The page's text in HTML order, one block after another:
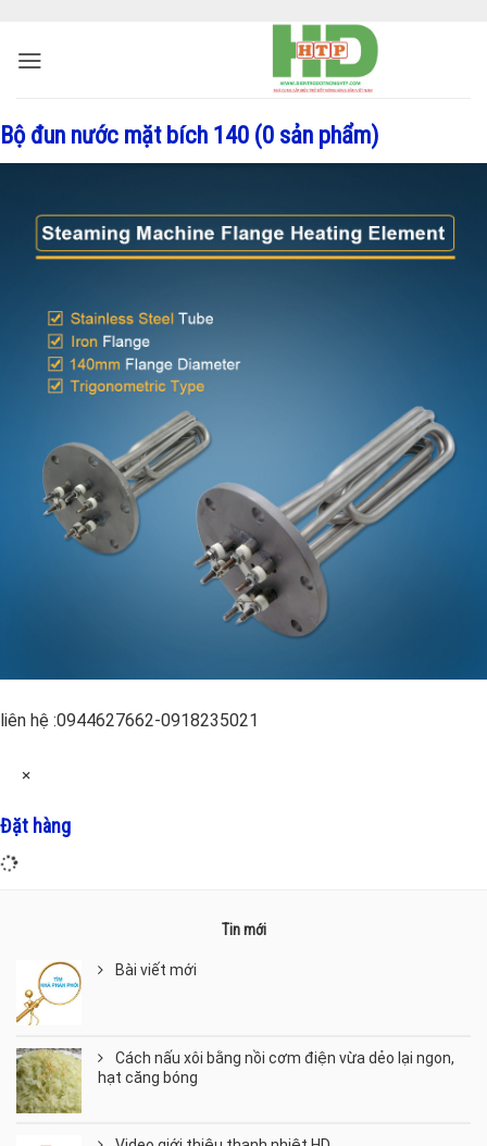
Bộ đun nước mặt bích 140 (0 sản phẩm)
liên hệ :0944627662-0918235021
×
Đặt hàng
Tin mới
Bài viết mới
Cách nấu xôi bằng nồi cơm điện vừa dẻo lại ngon,
hạt căng bóng